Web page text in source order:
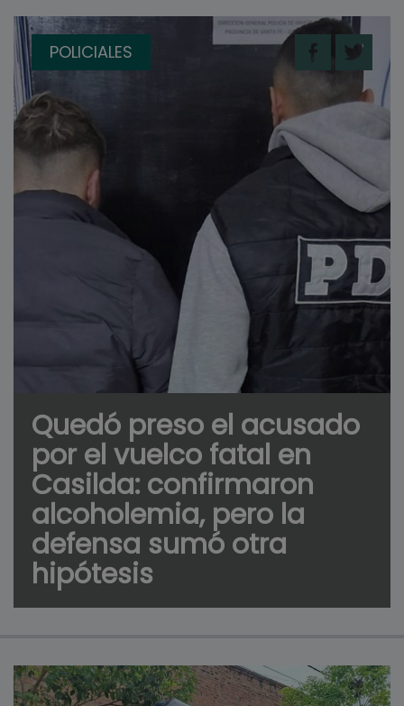
POLICIALES
Quedó preso el acusado
por el vuelco fatal en
Casilda: confirmaron
alcoholemia, pero la
defensa sumó otra
hipótesis